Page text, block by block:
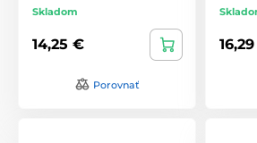
Skladom
14,25 €
Porovnať